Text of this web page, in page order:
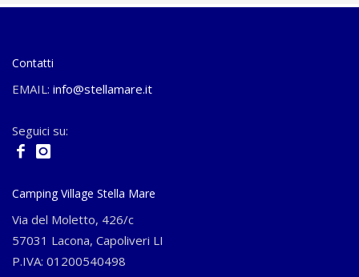
Contatti
EMAIL: info@stellamare.it
Seguici su:
Camping Village Stella Mare
Via del Moletto, 426/c
57031 Lacona, Capoliveri LI
P.IVA: 01200540498